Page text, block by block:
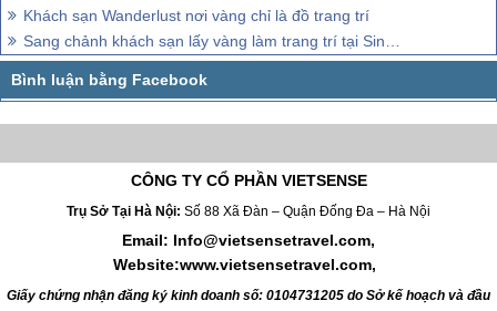
Khách sạn Wanderlust nơi vàng chỉ là đồ trang trí
Sang chảnh khách sạn lấy vàng làm trang trí tại Singapore
CÔNG TY CỔ PHẦN VIETSENSE
Trụ Sở Tại Hà Nội: Số 88 Xã Đàn – Quận Đống Đa – Hà Nội
Email: Info@vietsensetravel.com,
Website:www.vietsensetravel.com,
Giấy chứng nhận đăng ký kinh doanh số: 0104731205 do Sở kế hoạch và đầu